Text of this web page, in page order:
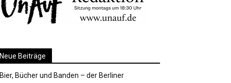
Neue Beiträge
Bier, Bücher und Banden – der Berliner